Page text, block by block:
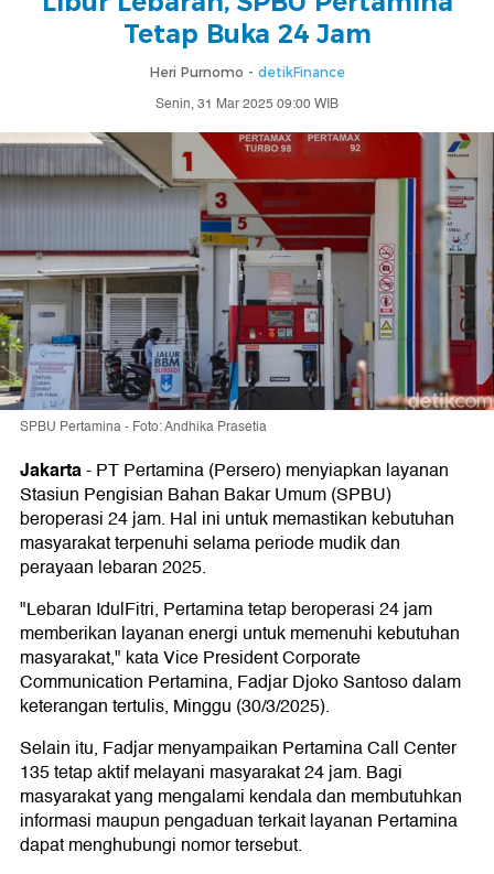
Tetap Buka 24 Jam
Heri Purnomo - detikFinance
Senin, 31 Mar 2025 09:00 WIB
SPBU Pertamina - Foto: Andhika Prasetia
Jakarta-PT Pertamina (Persero) menyiapkan layanan
Stasiun Pengisian Bahan Bakar Umum (SPBU)
beroperasi 24 jam. Hal ini untuk memastikan kebutuhan
masyarakat terpenuhi selama periode mudik dan
perayaan lebaran 2025.
"Lebaran IdulFitri, Pertamina tetap beroperasi 24 jam
memberikan layanan energi untuk memenuhi kebutuhan
masyarakat," kata Vice President Corporate
Communication Pertamina, Fadjar Djoko Santoso dalam
keterangan tertulis, Minggu (30/3/2025).
Selain itu, Fadjar menyampaikan Pertamina Call Center
135 tetap aktif melayani masyarakat 24 jam. Bagi
masyarakat yang mengalami kendala dan membutuhkan
informasi maupun pengaduan terkait layanan Pertamina
dapat menghubungi nomor tersebut.